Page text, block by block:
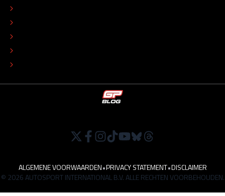
ALGEMENE VOORWAARDEN•PRIVACY STATEMENT•DISCLAIMER
© 2026 AUTOSPORT INTERNATIONAL B.V. ALLE RECHTEN VOORBEHOUDEN.